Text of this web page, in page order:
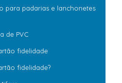
para padarias e lanchonetes
de PVC
fidelidade
fidelidade?